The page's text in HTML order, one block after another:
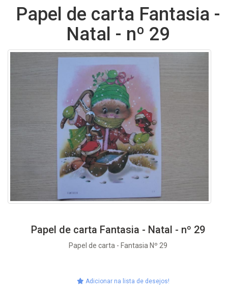
Papel de carta Fantasia -
Natal - nº 29
Papel de carta Fantasia - Natal - nº 29
Papel de carta - Fantasia Nº 29
Adicionar na lista de desejos!